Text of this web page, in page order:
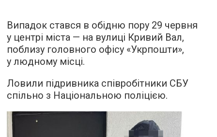
Випадок стався в обідню пору 29 червня
у центрі міста — на вулиці Кривий Вал,
поблизу головного офісу «Укрпошти»,
у людному місці.
Ловили підривника співробітники СБУ
спільно з Національною поліцією.